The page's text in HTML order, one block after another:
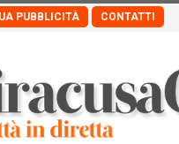
PUBBLICITÀ CONTATTI